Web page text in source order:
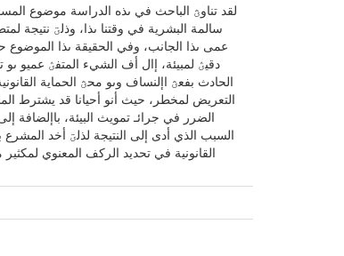
لقد تناوؿ الباحث في ىذه الدراسة موضوع
سالمة البشرية في وقتنا ىذا، وذلؾ نتيجة
عمى ىذا الجانب، وفي الحقيقة ىذا الموضوع
دقيؽ لمبيئة، إال أف الشيء المتفؽ عميو
الحادث بفعؿ اإلنساف وىو محؿ الحماية
التعريض لمخطر، حيث أنو أحيانا قد يشترط
الضرر في جرائـ تمويث البيئة، باإلضافة
القانونية في تحديد الركف المعنوي